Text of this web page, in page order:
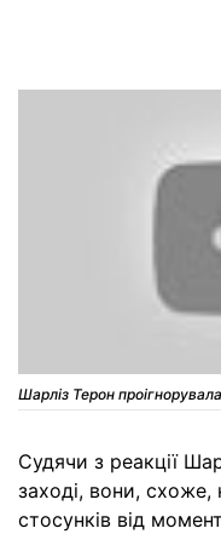
Шарліз Терон
Судячи з реакції
заході, вони, схоже,
стосунків від